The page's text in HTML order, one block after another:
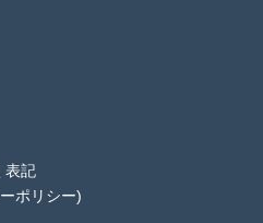
表記
ポリシー)